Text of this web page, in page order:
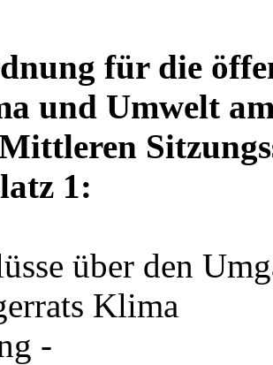
für die
und Umwelt
1:
über den
Klima
-